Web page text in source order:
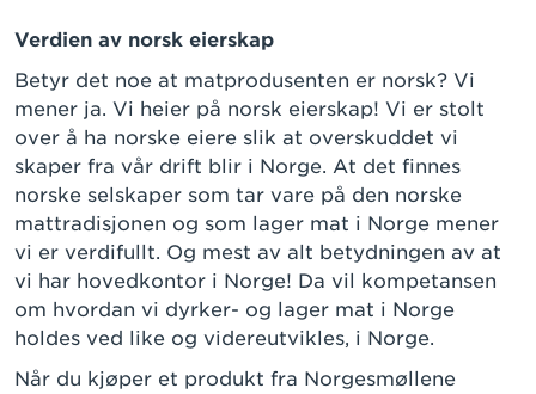
Verdien av norsk eierskap
Betyr det noe at matprodusenten er norsk? Vi
mener ja. Vi heier på norsk eierskap! Vi er stolt
over å ha norske eiere slik at overskuddet vi
skaper fra vår drift blir i Norge. At det finnes
norske selskaper som tar vare på den norske
mattradisjonen og som lager mat i Norge mener
vi er verdifullt. Og mest av alt betydningen av at
vi har hovedkontor i Norge! Da vil kompetansen
om hvordan vi dyrker- og lager mat i Norge
holdes ved like og videreutvikles, i Norge.
Når du kjøper et produkt fra Norgesmøllene